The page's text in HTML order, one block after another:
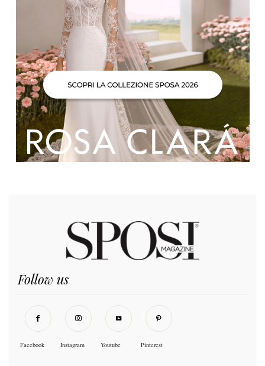
Follow us
Facebook Instagram Youtube Pinterest